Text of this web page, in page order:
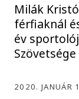
Milák
férfiaknál
év
Szövetsége
2020. JANUÁR